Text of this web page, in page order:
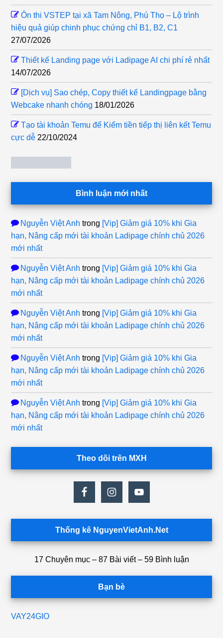
Ôn thi VSTEP tại xã Tam Nông, Phú Thọ – Lộ trình
hiệu quả giúp chinh phục chứng chỉ B1, B2, C1
27/07/2026
Thiết kế Landing page với Ladipage AI chi phí rẻ nhất
14/07/2026
[Dịch vụ] Sao chép, Copy thiết kế Landingpage bằng
Webcake nhanh chóng 18/01/2026
Tạo tài khoản Temu để Kiếm tiền tiếp thị liên kết Temu
cực dễ 22/10/2024
Bình luận mới nhất
Nguyễn Việt Anh trong [Vip] Giảm giá 10% khi Gia
hạn, Nâng cấp mới tài khoản Ladipage chính chủ 2026
mới nhất
Nguyễn Việt Anh trong [Vip] Giảm giá 10% khi Gia
hạn, Nâng cấp mới tài khoản Ladipage chính chủ 2026
mới nhất
Nguyễn Việt Anh trong [Vip] Giảm giá 10% khi Gia
hạn, Nâng cấp mới tài khoản Ladipage chính chủ 2026
mới nhất
Nguyễn Việt Anh trong [Vip] Giảm giá 10% khi Gia
hạn, Nâng cấp mới tài khoản Ladipage chính chủ 2026
mới nhất
Nguyễn Việt Anh trong [Vip] Giảm giá 10% khi Gia
hạn, Nâng cấp mới tài khoản Ladipage chính chủ 2026
mới nhất
Theo dõi trên MXH
Thống kê NguyenVietAnh.Net
17 Chuyên mục – 87 Bài viết – 59 Bình luận
Bạn bè
VAY24GIO